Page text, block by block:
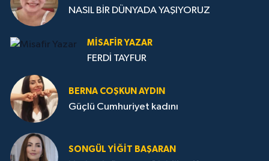
NASIL BİR DÜNYADA YAŞIYORUZ
MISAFIR YAZAR
FERDİ TAYFUR
BERNA COŞKUN AYDIN
Güçlü Cumhuriyet kadını
SONGÜL YIĞIT BAŞARAN